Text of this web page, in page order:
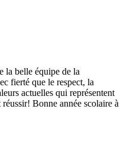
la belle équipe de la
fierté que le respect, la
actuelles qui représentent
Bonne année scolaire à